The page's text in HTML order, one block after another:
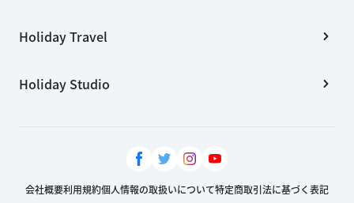
Holiday Travel
Holiday Studio
会社概要利用規約個人情報の取扱いについて特定商取引法に基づく表記